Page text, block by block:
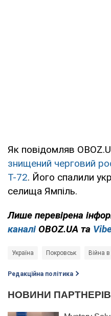
Як повідомляв
знищений черговий
Т-72. Його спалили
селища Ямпіль.
Лише перевірена
каналі OBOZ.UA та
Україна Покровськ Війна в
Редакційна політика